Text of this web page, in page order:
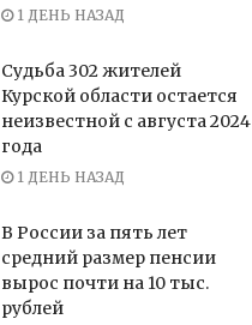
1 ДЕНЬ НАЗАД
Судьба 302 жителей
Курской области остается
неизвестной с августа 2024
года
1 ДЕНЬ НАЗАД
В России за пять лет
средний размер пенсии
вырос почти на 10 тыс.
рублей